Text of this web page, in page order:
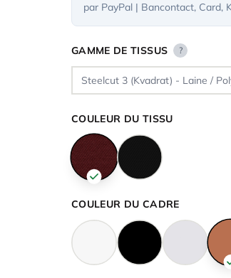
par PayPal | Bancontact, Card,
GAMME DE TISSUS ?
COULEUR DU TISSU
COULEUR DU CADRE